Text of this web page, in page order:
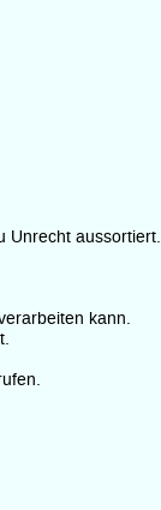
Unrecht aussortiert.
kann.